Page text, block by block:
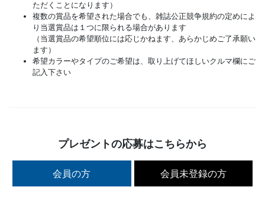
ただくことになります）
複数の賞品を希望された場合でも、雑誌公正競争規約の定めによ
り当選賞品は１つに限られる場合があります
（当選賞品の希望順位には応じかねます、あらかじめご了承願い
ます）
希望カラーやタイプのご希望は、取り上げてほしいクルマ欄にご
記入下さい
プレゼントの応募はこちらから
会員の方 会員未登録の方